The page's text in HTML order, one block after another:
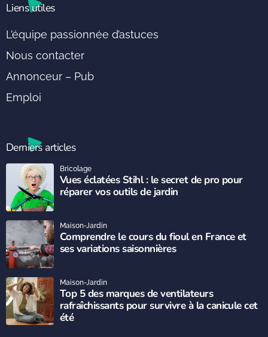
Liens utiles
L’équipe passionnée d’astuces
Nous contacter
Annonceur – Pub
Emploi
Derniers articles
Vues éclatées Stihl : le secret de pro pour
réparer vos outils de jardin
Bricolage
Comprendre le cours du fioul en France et
ses variations saisonnières
Maison-Jardin
Top 5 des marques de ventilateurs
rafraîchissants pour survivre à la canicule cet
été
Maison-Jardin